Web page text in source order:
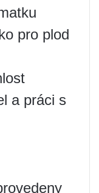
pro plod
a práci s